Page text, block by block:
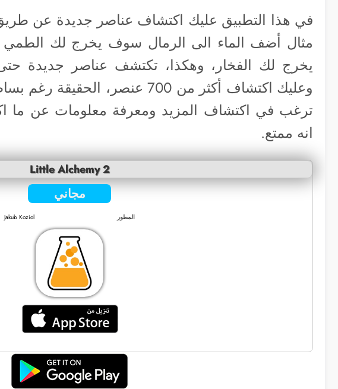
في هذا التطبيق عليك اكتشاف عناصر جديدة عن
مثال أضف الماء الى الرمال سوف يخرج لك
يخرج لك الفخار، وهكذا، تكتشف عناصر جديدة
وعليك اكتشاف أكثر من 700 عنصر،
ترغب في اكتشاف المزيد ومعرفة معلومات عن ما
انه ممتع.
Little Alchemy 2
مجاني
المطور Jakub Koziol